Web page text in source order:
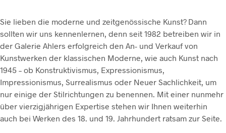
Sie lieben die moderne und zeitgenössische Kunst? Dann
sollten wir uns kennenlernen, denn seit 1982 betreiben wir in
der Galerie Ahlers erfolgreich den An- und Verkauf von
Kunstwerken der klassischen Moderne, wie auch Kunst nach
1945 – ob Konstruktivismus, Expressionismus,
Impressionismus, Surrealismus oder Neuer Sachlichkeit, um
nur einige der Stilrichtungen zu benennen. Mit einer nunmehr
über vierzigjährigen Expertise stehen wir Ihnen weiterhin
auch bei Werken des 18. und 19. Jahrhundert ratsam zur Seite.